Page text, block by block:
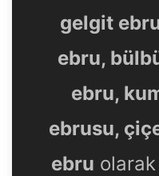
gelgit
ebru,
ebru,
ebrusu,
ebru